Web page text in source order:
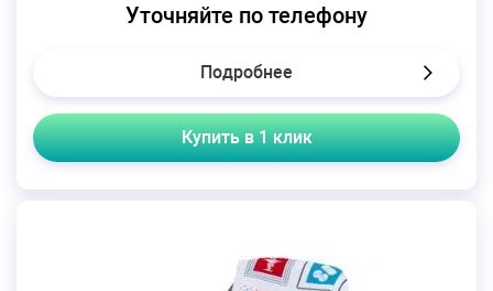
Уточняйте по телефону
Подробнее
Купить в 1 клик